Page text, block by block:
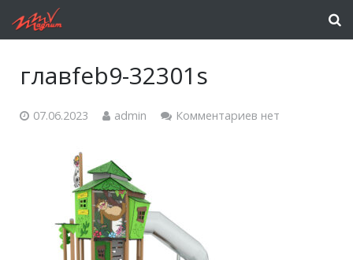
главfeb9-32301s
07.06.2023 admin Комментариев нет